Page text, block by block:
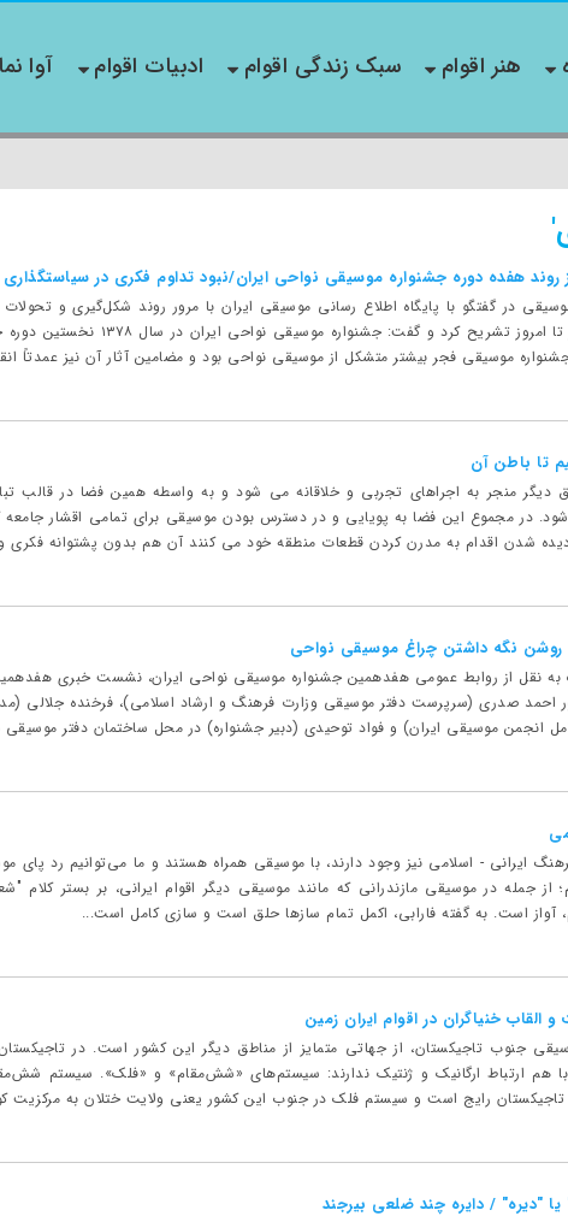
هنر اقوام سبک زندگی اقوام ادبیات اقوام آوا نما
هفده دوره جشنواره موسیقی نواحی ایران/نبود تداوم فکری در سیاستگذاری
در گفتگو با پایگاه اطلاع رسانی موسیقی ایران با مرور روند شکل‌گیری و
رویداد فرهنگی را از آغاز تا
موسیقی فجر بیشتر متشکل از موسیقی نواحی بود و مضامین آثار آن نیز عمدتاً
تا باطن آن
دیگر منجر به اجراهای تجربی و خلاقانه می شود و به واسطه همین فضا در قالب
در مجموع این فضا به پویایی و در دسترس بودن موسیقی برای تمامی اقشار
شدن اقدام به مدرن کردن قطعات منطقه خود می کنند آن هم بدون پشتوانه فکری
نگه داشتن چراغ موسیقی نواحی
نقل از روابط عمومی هفدهمین جشنواره موسیقی نواحی ایران، نشست خبری
۱۴۰۴ با حضور احمد صدری (سرپرست دفتر موسیقی وزارت فرهنگ و ارشاد اسلامی)، فرخنده
انجمن موسیقی ایران) و فواد توحیدی (دبیر جشنواره) در محل ساختمان دفتر موسیقی
ایرانی - اسلامی نیز وجود دارند، با موسیقی همراه هستند و ما می‌توانیم رد پای
از جمله در موسیقی مازندرانی که مانند موسیقی دیگر اقوام ایرانی، بر بستر
آواز است. به گفته فارابی، اکمل تمام سازها حلق است و سازی کامل است...
القاب خنیاگران در اقوام ایران‌ زمین
جنوب تاجیکستان، از جهاتی متمایز از مناطق دیگر این کشور است. در
هم ارتباط ارگانیک و ژنتیک ندارند: سیستم‌های «شش‌مقام» و «فلک». سیستم
رایج است و سیستم فلک در جنوب این کشور یعنی ولایت ختلان به مرکزیت
یا "دیره" / دایره چند ضلعی بیرجند